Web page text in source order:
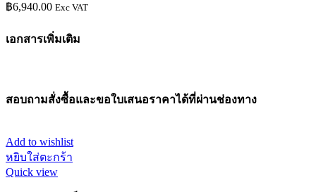
฿6,940.00 Exc VAT
เอกสารเพิ่มเติม
สอบถามสั่งซื้อและขอใบเสนอราคาได้ที่ผ่านช่องทาง
Add to wishlist
หยิบใส่ตะกร้า
Quick view